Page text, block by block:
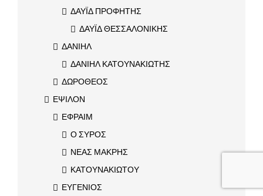
ΔΑΥΪΔ ΠΡΟΦΗΤΗΣ
ΔΑΥΪΔ ΘΕΣΣΑΛΟΝΙΚΗΣ
ΔΑΝΙΗΛ
ΔΑΝΙΗΛ ΚΑΤΟΥΝΑΚΙΩΤΗΣ
ΔΩΡΟΘΕΟΣ
ΕΨΙΛΟΝ
ΕΦΡΑΙΜ
Ο ΣΥΡΟΣ
ΝΕΑΣ ΜΑΚΡΗΣ
ΚΑΤΟΥΝΑΚΙΩΤΟΥ
ΕΥΓΕΝΙΟΣ